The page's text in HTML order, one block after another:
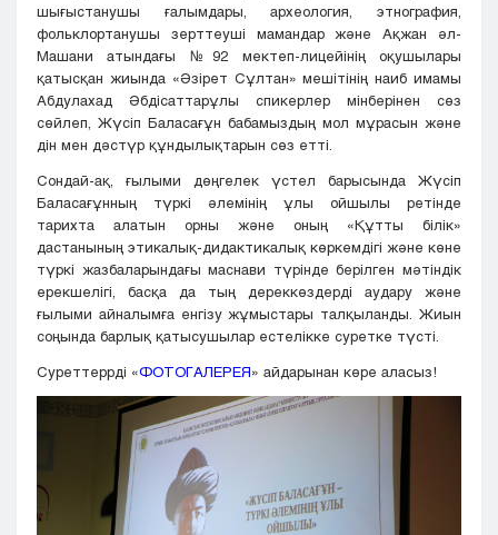
шығыстанушы ғалымдары, археология, этнография,
фольклортанушы зерттеуші мамандар және Ақжан әл-
Машани атындағы №92 мектеп-лицейінің оқушылары
қатысқан жиында «Әзірет Сұлтан» мешітінің наиб имамы
Абдулахад Әбдісаттарұлы спикерлер мінберінен сөз
сөйлеп, Жүсіп Баласағұн бабамыздың мол мұрасын және
дін мен дәстүр құндылықтарын сөз етті.
Сондай-ақ, ғылыми дөңгелек үстел барысында Жүсіп
Баласағұнның түркі әлемінің ұлы ойшылы ретінде
тарихта алатын орны және оның «Құтты білік»
дастанының этикалық-дидактикалық көркемдігі және көне
түркі жазбаларындағы маснави түрінде берілген мәтіндік
ерекшелігі, басқа да тың дереккөздерді аудару және
ғылыми айналымға енгізу жұмыстары талқыланды. Жиын
соңында барлық қатысушылар естелікке суретке түсті.
Суреттеррді «ФОТОГАЛЕРЕЯ» айдарынан көре аласыз!